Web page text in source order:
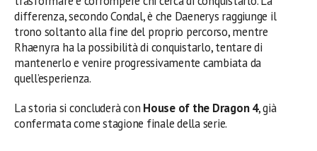
differenza, secondo Condal, è che Daenerys raggiunge il
trono soltanto alla fine del proprio percorso, mentre
Rhaenyra ha la possibilità di conquistarlo, tentare di
mantenerlo e venire progressivamente cambiata da
quell’esperienza.
La storia si concluderà con House of the Dragon 4, già
confermata come stagione finale della serie.